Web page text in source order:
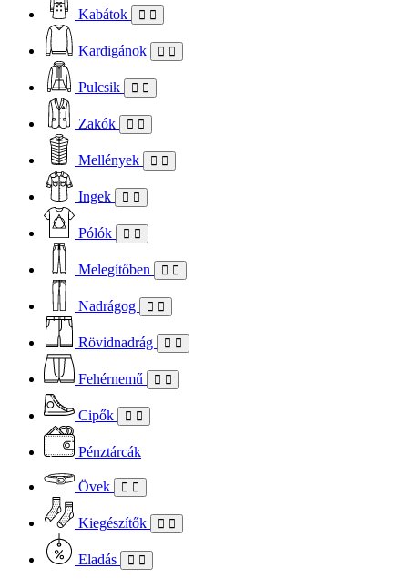
Kabátok
Kardigánok
Pulcsik
Zakók
Mellények
Ingek
Pólók
Melegítőben
Nadrágog
Rövidnadrág
Fehérnemű
Cipők
Pénztárcák
Övek
Kiegészítők
Eladás